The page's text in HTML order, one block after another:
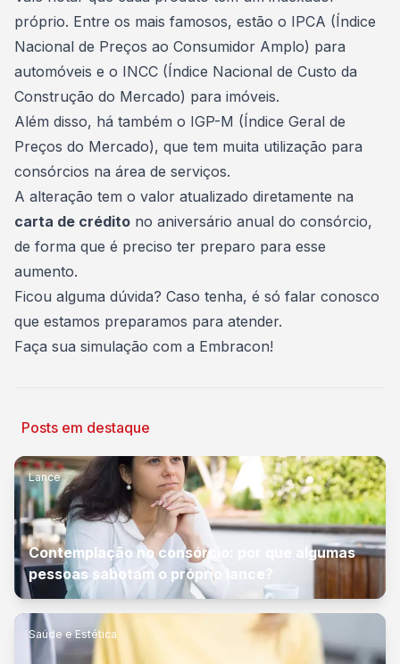
próprio. Entre os mais famosos, estão o IPCA (Índice
Nacional de Preços ao Consumidor Amplo) para
automóveis e o INCC (Índice Nacional de Custo da
Construção do Mercado) para imóveis.
Além disso, há também o IGP-M (Índice Geral de
Preços do Mercado), que tem muita utilização para
consórcios na área de serviços.
A alteração tem o valor atualizado diretamente na
carta de crédito no aniversário anual do consórcio,
de forma que é preciso ter preparo para esse
aumento.
Ficou alguma dúvida? Caso tenha, é só falar conosco
que estamos preparamos para atender.
Faça sua simulação com a Embracon!
Posts em destaque
Lance
Contemplação no consórcio: por que algumas
pessoas sabotam o próprio lance?
Saúde e Estética